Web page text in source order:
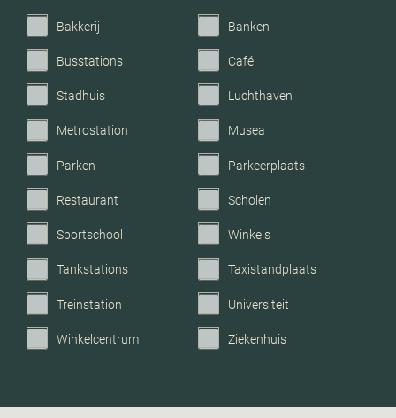
Bakkerij Banken
Busstations Café
Stadhuis Luchthaven
Metrostation Musea
Parken Parkeerplaats
Restaurant Scholen
Sportschool Winkels
Tankstations Taxistandplaats
Treinstation Universiteit
Winkelcentrum Ziekenhuis